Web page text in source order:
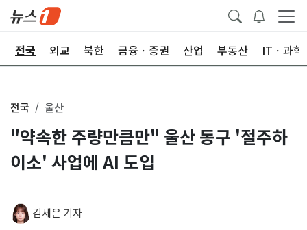
전국 외교 북한 금융ㆍ증권 산업 부동산 ITㆍ과학
전국 울산
"약속한 주량만큼만" 울산 동구 '절주하
이소' 사업에 AI 도입
김세은 기자